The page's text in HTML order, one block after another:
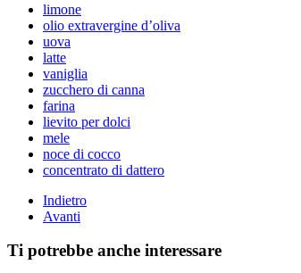
limone
olio extravergine d’oliva
uova
latte
vaniglia
zucchero di canna
farina
lievito per dolci
mele
noce di cocco
concentrato di dattero
Indietro
Avanti
Ti potrebbe anche interessare